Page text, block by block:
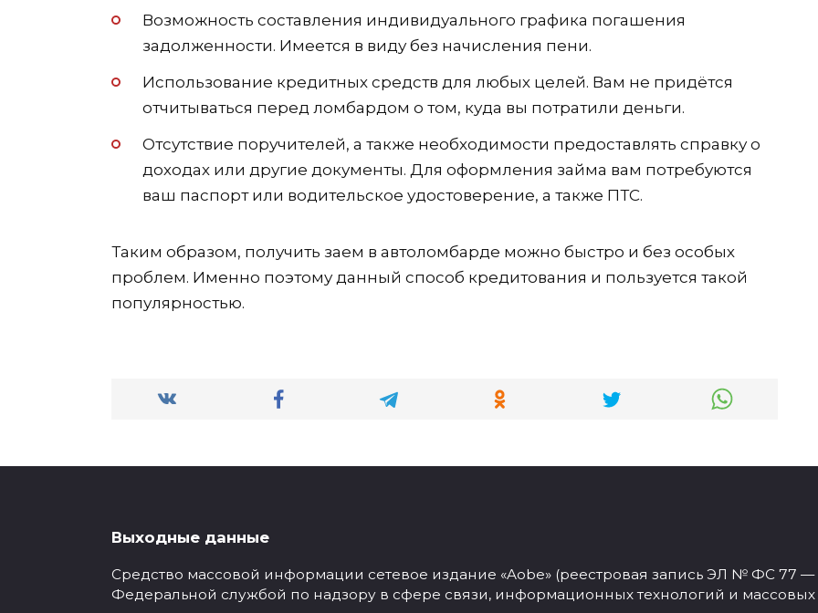
Возможность составления индивидуального графика погашения
задолженности. Имеется в виду без начисления пени.
Использование кредитных средств для любых целей. Вам не придётся
отчитываться перед ломбардом о том, куда вы потратили деньги.
Отсутствие поручителей, а также необходимости предоставлять справку о
доходах или другие документы. Для оформления займа вам потребуются
ваш паспорт или водительское удостоверение, а также ПТС.
Таким образом, получить заем в автоломбарде можно быстро и без особых
проблем. Именно поэтому данный способ кредитования и пользуется такой
популярностью.
Выходные данные
Средство массовой информации сетевое издание «Aobe» (реестровая запись ЭЛ № ФС 77 —
Федеральной службой по надзору в сфере связи, информационных технологий и